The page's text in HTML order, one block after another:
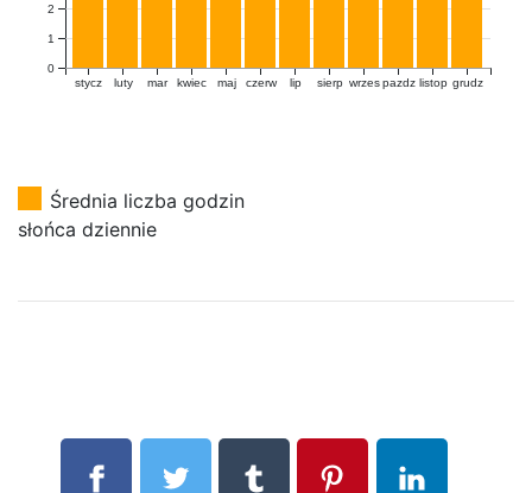
stycz luty mar kwiec maj czerw lip sierp wrzes pazdz listop grudz
0
1
2
Średnia liczba godzin
słońca dziennie